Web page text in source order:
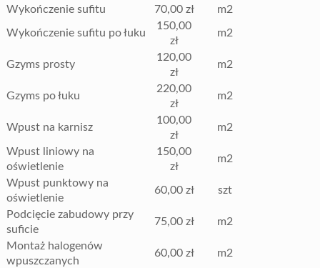
Wykończenie sufitu 70,00 zł m2
Wykończenie sufitu po łuku
150,00
zł
m2
Gzyms prosty
120,00
zł
m2
Gzyms po łuku
220,00
zł
m2
Wpust na karnisz
100,00
zł
m2
Wpust liniowy na
oświetlenie
150,00
zł
m2
Wpust punktowy na
oświetlenie
60,00 zł szt
Podcięcie zabudowy przy
suficie
75,00 zł m2
Montaż halogenów
wpuszczanych
60,00 zł m2